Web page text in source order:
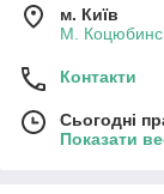
м. Київ
М.
Контакти
Сьогодні
Показати